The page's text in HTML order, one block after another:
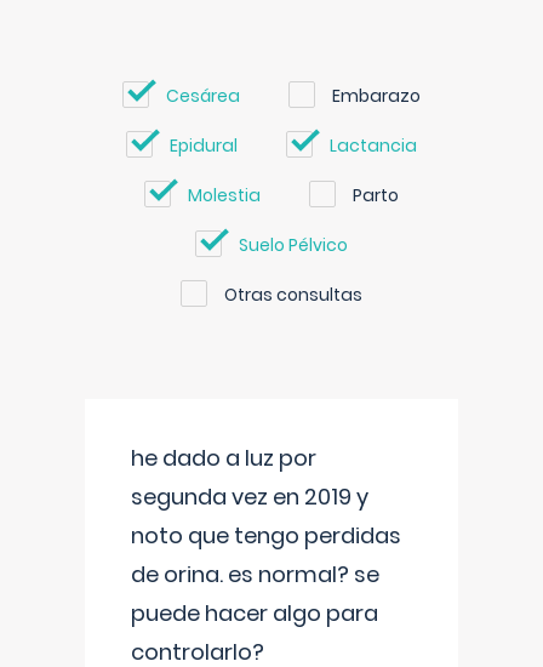
Cesárea Embarazo
Epidural Lactancia
Molestia Parto
Suelo Pélvico
Otras consultas
he dado a luz por
segunda vez en 2019 y
noto que tengo perdidas
de orina. es normal? se
puede hacer algo para
controlarlo?